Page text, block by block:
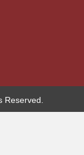
Reserved.